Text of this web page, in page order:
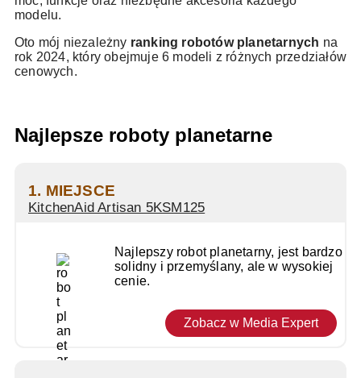
modelu.
Oto mój niezależny ranking robotów planetarnych na
rok 2024, który obejmuje 6 modeli z różnych przedziałów
cenowych.
Najlepsze roboty planetarne
1. MIEJSCE
KitchenAid Artisan 5KSM125
Najlepszy robot planetarny, jest bardzo
solidny i przemyślany, ale w wysokiej
cenie.
Zobacz w Media Expert